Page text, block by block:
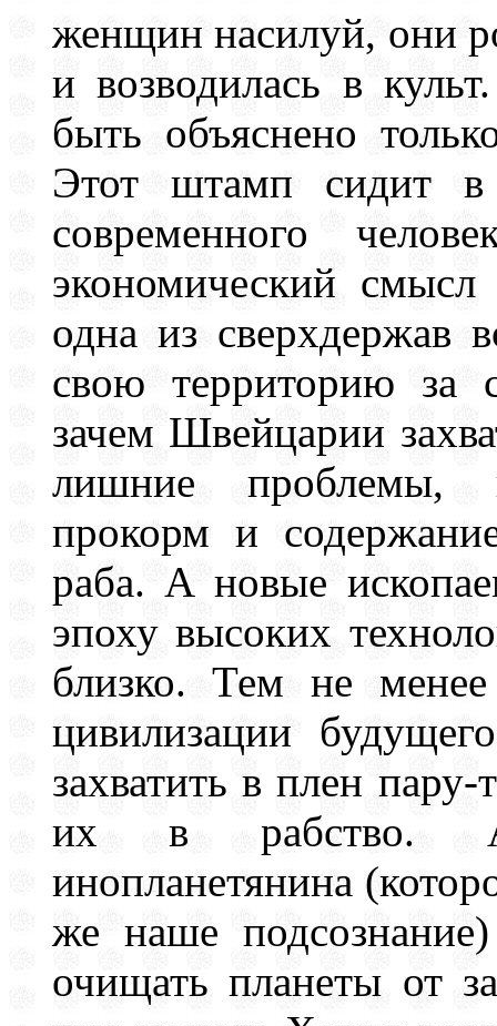
женщин насилуй, они
и возводилась в
быть объяснено
Этот штамп сидит в
современного
экономический
одна из сверхдержав
свою территорию за
зачем Швейцарии
лишние проблемы,
прокорм и
раба. А новые
эпоху высоких
близко. Тем не
цивилизации
захватить в плен
их в рабство. А
инопланетянина
же наше
очищать планеты от